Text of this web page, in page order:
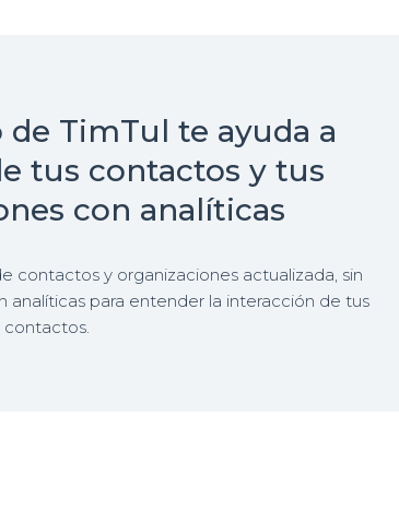
de TimTul te ayuda a
tus contactos y tus
con analíticas
contactos y organizaciones actualizada, sin
para entender la interacción de tus
contactos.